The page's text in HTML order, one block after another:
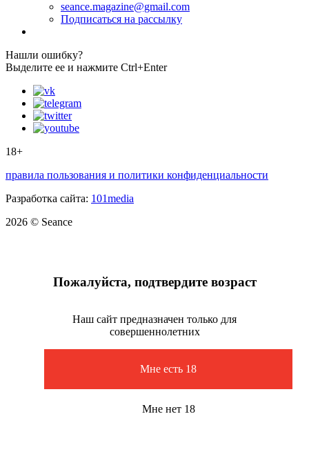
seance.magazine@gmail.com
Подписаться на рассылку
Нашли ошибку?
Выделите ее и нажмите Ctrl+Enter
18+
правила пользования и политики конфиденциальности
Разработка сайта: 101media
2026 © Seance
Пожалуйста, подтвердите возраст
Наш сайт предназначен только для
совершеннолетних
Мне есть 18
Мне нет 18